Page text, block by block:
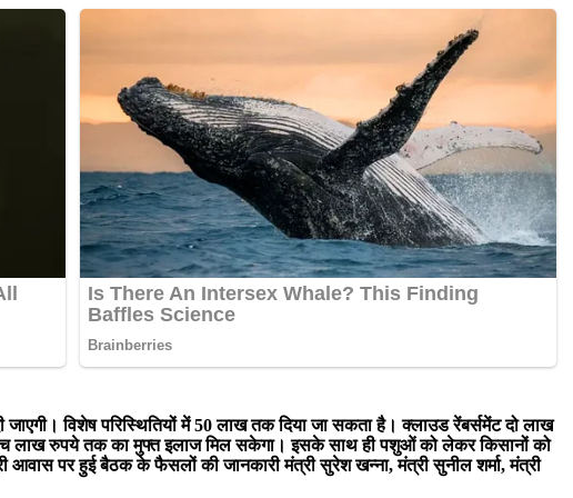
विशेष परिस्थितियों में 50 लाख तक दिया जा सकता है। क्लाउड रेंबर्समेंट दो लाख
लाख रुपये तक का मुफ्त इलाज मिल सकेगा। इसके साथ ही पशुओं को लेकर किसानों को
आवास पर हुई बैठक के फैसलों की जानकारी मंत्री सुरेश खन्ना, मंत्री सुनील शर्मा, मंत्री